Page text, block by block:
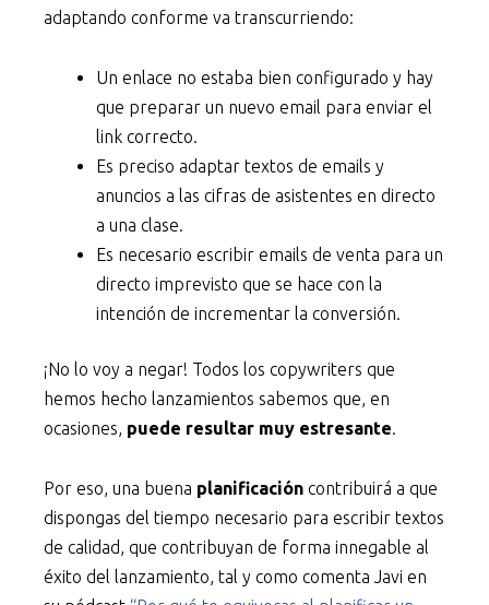
adaptando conforme va transcurriendo:
Un enlace no estaba bien configurado y hay
que preparar un nuevo email para enviar el
link correcto.
Es preciso adaptar textos de emails y
anuncios a las cifras de asistentes en directo
a una clase.
Es necesario escribir emails de venta para un
directo imprevisto que se hace con la
intención de incrementar la conversión.
¡No lo voy a negar! Todos los copywriters que
hemos hecho lanzamientos sabemos que, en
ocasiones, puede resultar muy estresante.
Por eso, una buena planificación contribuirá a que
dispongas del tiempo necesario para escribir textos
de calidad, que contribuyan de forma innegable al
éxito del lanzamiento, tal y como comenta Javi en